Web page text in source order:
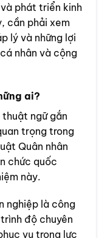
phát triển kinh
cần phải xem
lý và những lợi
nhân và cộng
ai?
thuật ngữ gắn
trọng trong
Quân nhân
chức quốc
này.
nghiệp là công
độ chuyên
vụ trong lực